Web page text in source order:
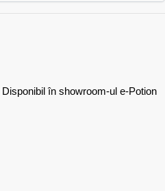
Disponibil în showroom-ul e-Potion